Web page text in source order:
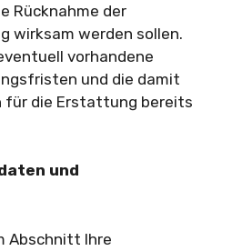
Rücknahme der
wirksam werden sollen.
vorhandene
und die damit
für die Erstattung bereits
und
Abschnitt Ihre